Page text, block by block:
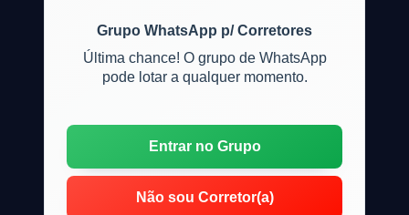
Grupo WhatsApp p/ Corretores
Última chance! O grupo de WhatsApp
pode lotar a qualquer momento.
Entrar no Grupo
Não sou Corretor(a)